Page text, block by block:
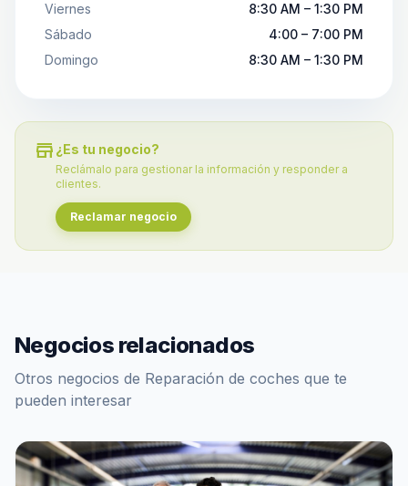
Viernes
8:30 AM – 1:30 PM
Sábado
4:00 – 7:00 PM
Domingo
8:30 AM – 1:30 PM
store ¿Es tu negocio?
Reclámalo para gestionar la información y responder a
clientes.
Reclamar negocio
Negocios relacionados
Otros negocios de Reparación de coches que te
pueden interesar